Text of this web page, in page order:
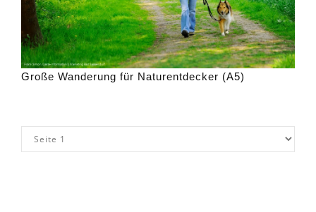
Große Wanderung für Naturentdecker (A5)